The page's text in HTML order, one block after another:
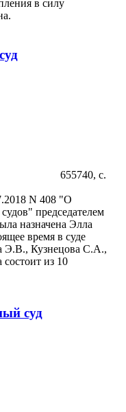
в силу
655740, с.
N 408 "О
председателем
назначена Элла
время в суде
Э.В., Кузнецова С.А.,
из 10
суд